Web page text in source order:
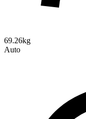
69.26kg
Auto